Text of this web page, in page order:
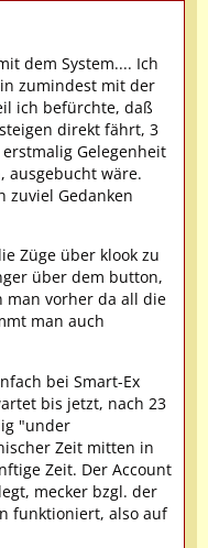
dem System.... Ich
zumindest mit der
ich befürchte, daß
direkt fährt, 3
Gelegenheit
ausgebucht wäre.
zuviel Gedanken
Züge über klook zu
über dem button,
man vorher da all die
man auch
bei Smart-Ex
bis jetzt, nach 23
"under
Zeit mitten in
Zeit. Der Account
mecker bzgl. der
funktioniert, also auf